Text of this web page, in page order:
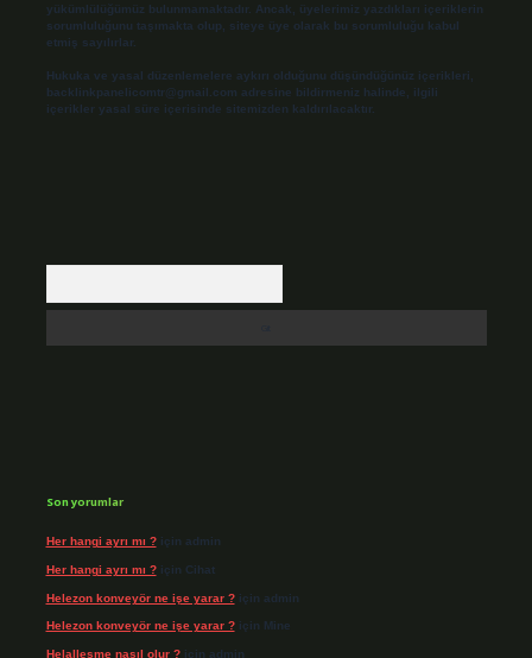
yükümlülüğümüz bulunmamaktadır. Ancak, üyelerimiz yazdıkları içeriklerin
sorumluluğunu taşımakta olup, siteye üye olarak bu sorumluluğu kabul
etmiş sayılırlar.
Hukuka ve yasal düzenlemelere aykırı olduğunu düşündüğünüz içerikleri,
backlinkpanelicomtr@gmail.com adresine bildirmeniz halinde, ilgili
içerikler yasal süre içerisinde sitemizden kaldırılacaktır.
Son yorumlar
Her hangi ayrı mı ?için admin
Her hangi ayrı mı ?için Cihat
Helezon konveyör ne işe yarar ?için admin
Helezon konveyör ne işe yarar ?için Mine
Helalleşme nasıl olur ?için admin